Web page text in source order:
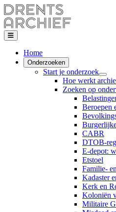
Home
Onderzoeken
Start je onderzoek
Hoe werkt
Zoeken op
Beroepen
CABR
DTOB-
E-depot:
Etstoel
Familie-
Kadaster
Kerk en
Koloniën
Militaire